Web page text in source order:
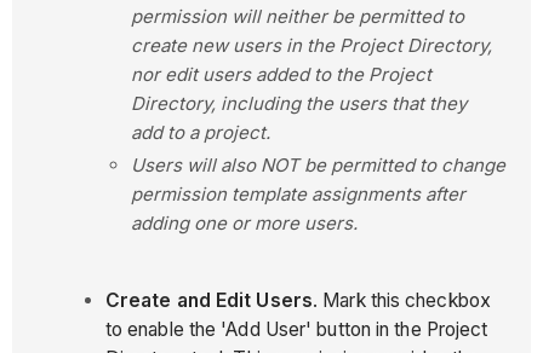
permission will neither be permitted to
create new users in the Project Directory,
nor edit users added to the Project
Directory, including the users that they
add to a project.
Users will also NOT be permitted to change
permission template assignments after
adding one or more users.
Create and Edit Users. Mark this checkbox
to enable the 'Add User' button in the Project